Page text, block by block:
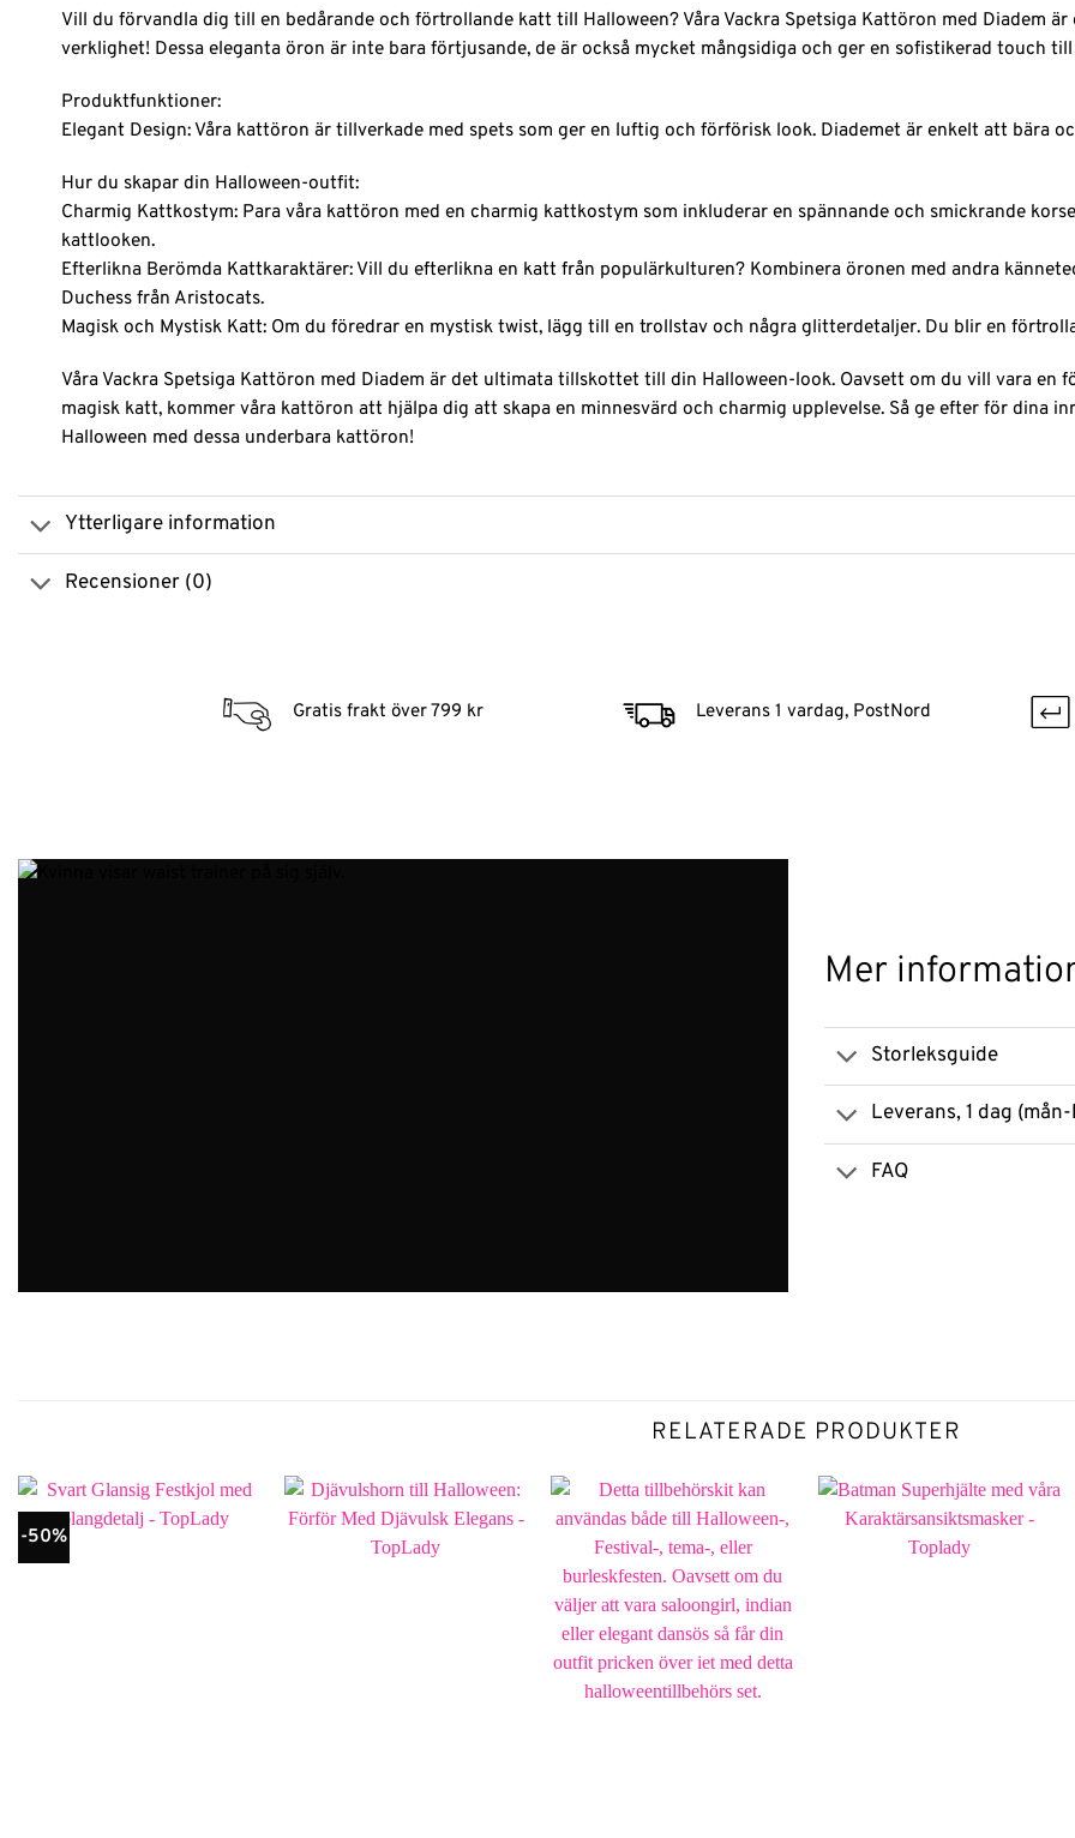
Vill du förvandla dig till en bedårande och förtrollande katt till Halloween? Våra Vackra Spetsiga Kattöron med Diadem
verklighet! Dessa eleganta öron är inte bara förtjusande, de är också mycket mångsidiga och ger en sofistikerad touch
Produktfunktioner:
Elegant Design: Våra kattöron är tillverkade med spets som ger en luftig och förförisk look. Diademet är enkelt att bära
Hur du skapar din Halloween-outfit:
Charmig Kattkostym: Para våra kattöron med en charmig kattkostym som inkluderar en spännande och smickrande
kattlooken.
Efterlikna Berömda Kattkaraktärer: Vill du efterlikna en katt från populärkulturen? Kombinera öronen med andra
Duchess från Aristocats.
Magisk och Mystisk Katt: Om du föredrar en mystisk twist, lägg till en trollstav och några glitterdetaljer. Du blir en
Våra Vackra Spetsiga Kattöron med Diadem är det ultimata tillskottet till din Halloween-look. Oavsett om du vill vara en
magisk katt, kommer våra kattöron att hjälpa dig att skapa en minnesvärd och charmig upplevelse. Så ge efter för dina
Halloween med dessa underbara kattöron!
Ytterligare information
Recensioner (0)
Gratis frakt över 799 kr Leverans 1 vardag, PostNord
Mer
Storleksguide
Leverans, 1 dag
FAQ
RELATERADE PRODUKTER
-50%